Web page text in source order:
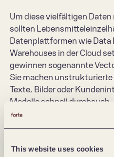
This website uses cookies
Um diese vielfältigen
sollten
Datenplattformen wie Data
Warehouses in der Cloud
gewinnen sogenannte
Sie machen
Texte, Bilder oder
Modelle schnell durchsuch-
Anbieter stellen dafür
Dazu zählen Dienste für
Lake, Warehouse, Vector